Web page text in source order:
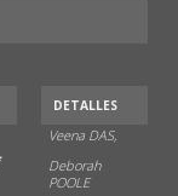
DETALLES
Veena DAS,
Deborah
POOLE